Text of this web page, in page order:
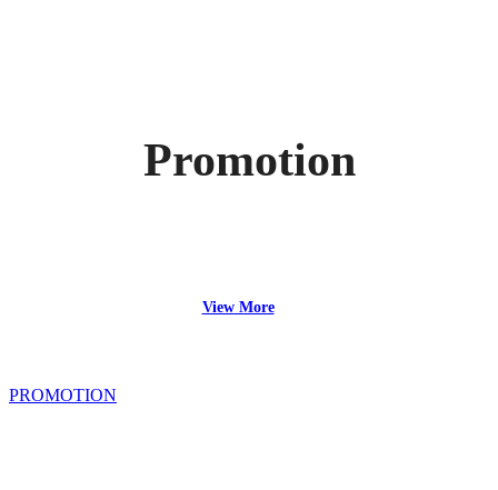
Promotion
View More
PROMOTION